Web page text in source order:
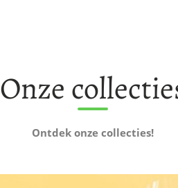
Onze
Ontdek onze collecties!